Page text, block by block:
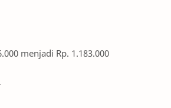
menjadi Rp. 1.183.000